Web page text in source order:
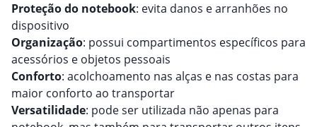
Proteção do notebook: evita danos e arranhões no
dispositivo
Organização: possui compartimentos específicos para
acessórios e objetos pessoais
Conforto: acolchoamento nas alças e nas costas para
maior conforto ao transportar
Versatilidade: pode ser utilizada não apenas para